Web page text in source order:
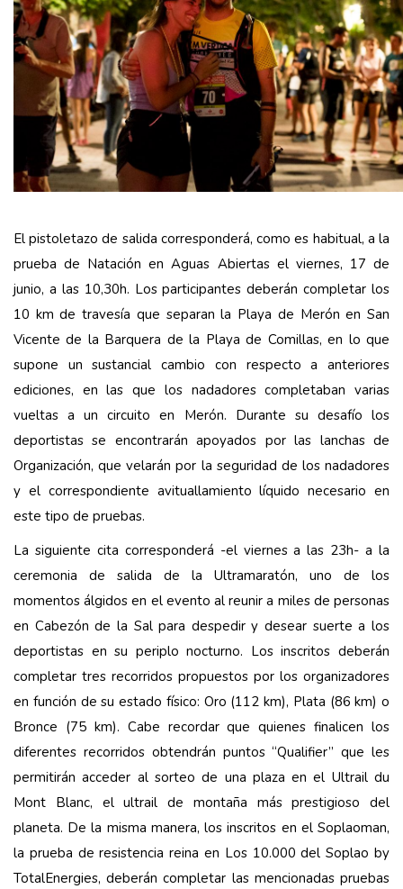
El pistoletazo de salida corresponderá, como es habitual, a la
prueba de Natación en Aguas Abiertas el viernes, 17 de
junio, a las 10,30h. Los participantes deberán completar los
10 km de travesía que separan la Playa de Merón en San
Vicente de la Barquera de la Playa de Comillas, en lo que
supone un sustancial cambio con respecto a anteriores
ediciones, en las que los nadadores completaban varias
vueltas a un circuito en Merón. Durante su desafío los
deportistas se encontrarán apoyados por las lanchas de
Organización, que velarán por la seguridad de los nadadores
y el correspondiente avituallamiento líquido necesario en
este tipo de pruebas.
La siguiente cita corresponderá -el viernes a las 23h- a la
ceremonia de salida de la Ultramaratón, uno de los
momentos álgidos en el evento al reunir a miles de personas
en Cabezón de la Sal para despedir y desear suerte a los
deportistas en su periplo nocturno. Los inscritos deberán
completar tres recorridos propuestos por los organizadores
en función de su estado físico: Oro (112 km), Plata (86 km) o
Bronce (75 km). Cabe recordar que quienes finalicen los
diferentes recorridos obtendrán puntos “Qualifier” que les
permitirán acceder al sorteo de una plaza en el Ultrail du
Mont Blanc, el ultrail de montaña más prestigioso del
planeta. De la misma manera, los inscritos en el Soplaoman,
la prueba de resistencia reina en Los 10.000 del Soplao by
TotalEnergies, deberán completar las mencionadas pruebas